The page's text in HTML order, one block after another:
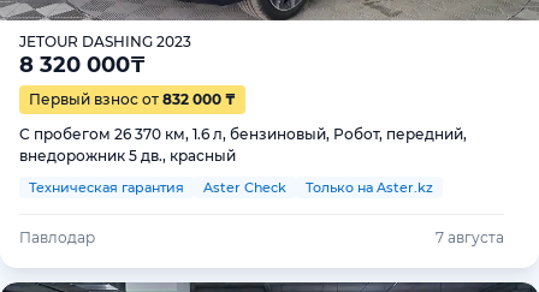
JETOUR DASHING 2023
8 320 000₸
Первый взнос от 832 000 ₸
С пробегом 26 370 км, 1.6 л, бензиновый, Робот, передний,
внедорожник 5 дв., красный
Техническая гарантия Aster Check Только на Aster.kz
Павлодар 7 августа